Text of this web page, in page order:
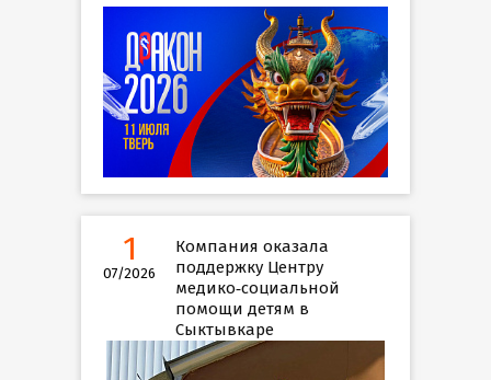
1
07/2026
Компания оказала
поддержку Центру
медико‑социальной
помощи детям в
Сыктывкаре